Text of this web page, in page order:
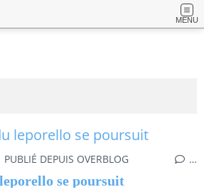
MENU
PUBLIÉ DEPUIS OVERBLOG …
se poursuit